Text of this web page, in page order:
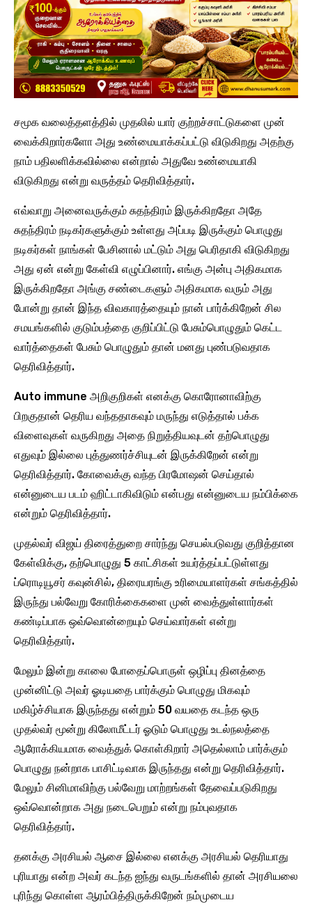
சமூக வலைத்தளத்தில் முதலில் யார் குற்றச்சாட்டுகளை முன்
வைக்கிறார்களோ அது உண்மையாக்கப்பட்டு விடுகிறது அதற்கு
நாம் பதிலளிக்கவில்லை என்றால் அதுவே உண்மையாகி
விடுகிறது என்று வருத்தம் தெரிவித்தார்.
எவ்வாறு அனைவருக்கும் சுதந்திரம் இருக்கிறதோ அதே
சுதந்திரம் நடிகர்களுக்கும் உள்ளது அப்படி இருக்கும் பொழுது
நடிகர்கள் நாங்கள் பேசினால் மட்டும் அது பெரிதாகி விடுகிறது
அது ஏன் என்று கேள்வி எழுப்பினார். எங்கு அன்பு அதிகமாக
இருக்கிறதோ அங்கு சண்டைகளும் அதிகமாக வரும் அது
போன்று தான் இந்த விவகாரத்தையும் நான் பார்க்கிறேன் சில
சமயங்களில் குடும்பத்தை குறிப்பிட்டு பேசும்பொழுதும் கெட்ட
வார்த்தைகள் பேசும் பொழுதும் தான் மனது புண்படுவதாக
தெரிவித்தார்.
Auto immune அறிகுறிகள் எனக்கு கொரோனாவிற்கு
பிறகுதான் தெரிய வந்ததாகவும் மருந்து எடுத்தால் பக்க
விளைவுகள் வருகிறது அதை நிறுத்தியவுடன் தற்பொழுது
எதுவும் இல்லை புத்துணர்ச்சியுடன் இருக்கிறேன் என்று
தெரிவித்தார். கோவைக்கு வந்த பிரமோஷன் செய்தால்
என்னுடைய படம் ஹிட்டாகிவிடும் என்பது என்னுடைய நம்பிக்கை
என்றும் தெரிவித்தார்.
முதல்வர் விஜய் திரைத்துறை சார்ந்து செயல்படுவது குறித்தான
கேள்விக்கு, தற்பொழுது 5 காட்சிகள் உயர்த்தப்பட்டுள்ளது
ப்ரொடியூசர் கவுன்சில், திரையரங்கு உரிமையாளர்கள் சங்கத்தில்
இருந்து பல்வேறு கோரிக்கைகளை முன் வைத்துள்ளார்கள்
கண்டிப்பாக ஒவ்வொன்றையும் செய்வார்கள் என்று
தெரிவித்தார்.
மேலும் இன்று காலை போதைப்பொருள் ஒழிப்பு தினத்தை
முன்னிட்டு அவர் ஓடியதை பார்க்கும் பொழுது மிகவும்
மகிழ்ச்சியாக இருந்தது என்றும் 50 வயதை கடந்த ஒரு
முதல்வர் மூன்று கிலோமீட்டர் ஓடும் பொழுது உடல்நலத்தை
ஆரோக்கியமாக வைத்துக் கொள்கிறார் அதெல்லாம் பார்க்கும்
பொழுது நன்றாக பாசிட்டிவாக இருந்தது என்று தெரிவித்தார்.
மேலும் சினிமாவிற்கு பல்வேறு மாற்றங்கள் தேவைப்படுகிறது
ஒவ்வொன்றாக அது நடைபெறும் என்று நம்புவதாக
தெரிவித்தார்.
தனக்கு அரசியல் ஆசை இல்லை எனக்கு அரசியல் தெரியாது
புரியாது என்ற அவர் கடந்த ஐந்து வருடங்களில் தான் அரசியலை
புரிந்து கொள்ள ஆரம்பித்திருக்கிறேன் நம்முடைய